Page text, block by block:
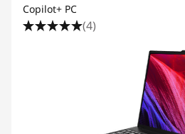
Copilot+ PC
(4)